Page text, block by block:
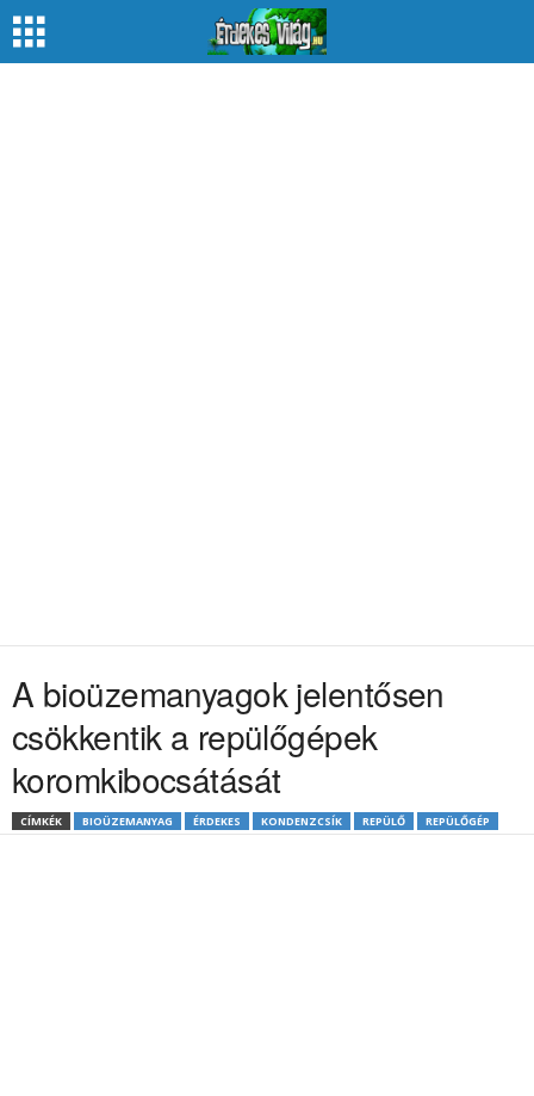
A bioüzemanyagok jelentősen
csökkentik a repülőgépek
koromkibocsátását
CÍMKÉK BIOÜZEMANYAG ÉRDEKES KONDENZCSÍK REPÜLŐ REPÜLŐGÉP